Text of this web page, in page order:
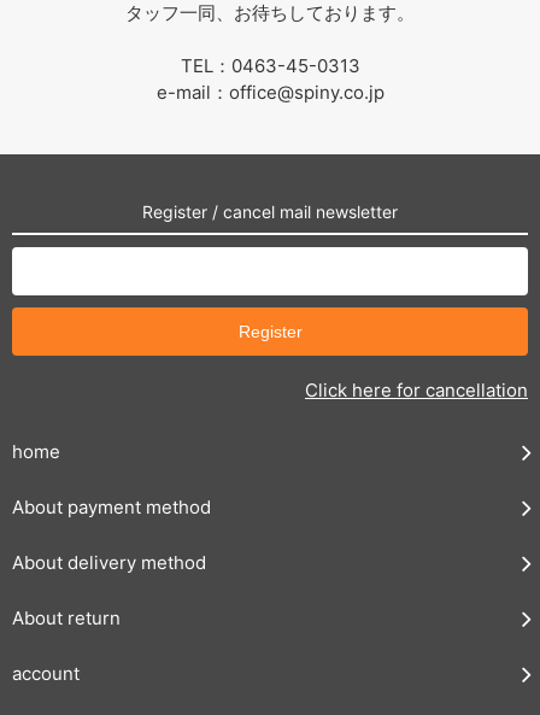
タッフ一同、お待ちしております。
TEL：0463-45-0313
e-mail：office@spiny.co.jp
Register / cancel mail newsletter
Click here for cancellation
home
About payment method
About delivery method
About return
account